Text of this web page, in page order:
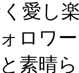
愛し
ロワ
素晴